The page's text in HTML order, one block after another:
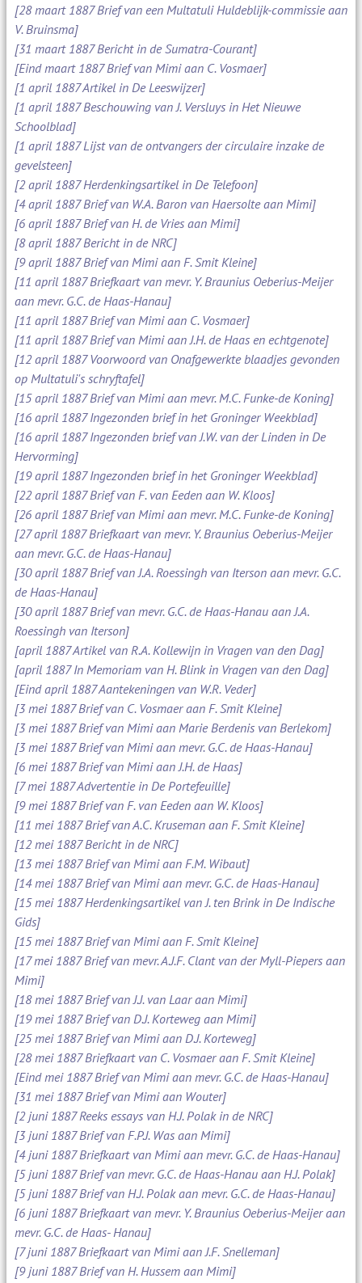
[28 maart 1887 Brief van een Multatuli Huldeblijk-commissie aan
V. Bruinsma]
[31 maart 1887 Bericht in de Sumatra-Courant]
[Eind maart 1887 Brief van Mimi aan C. Vosmaer]
[1 april 1887 Artikel in De Leeswijzer]
[1 april 1887 Beschouwing van J. Versluys in Het Nieuwe
Schoolblad]
[1 april 1887 Lijst van de ontvangers der circulaire inzake de
gevelsteen]
[2 april 1887 Herdenkingsartikel in De Telefoon]
[4 april 1887 Brief van W.A. Baron van Haersolte aan Mimi]
[6 april 1887 Brief van H. de Vries aan Mimi]
[8 april 1887 Bericht in de NRC]
[9 april 1887 Brief van Mimi aan F. Smit Kleine]
[11 april 1887 Briefkaart van mevr. Y. Braunius Oeberius-Meijer
aan mevr. G.C. de Haas-Hanau]
[11 april 1887 Brief van Mimi aan C. Vosmaer]
[11 april 1887 Brief van Mimi aan J.H. de Haas en echtgenote]
[12 april 1887 Voorwoord van Onafgewerkte blaadjes gevonden
op Multatuli's schryftafel]
[15 april 1887 Brief van Mimi aan mevr. M.C. Funke-de Koning]
[16 april 1887 Ingezonden brief in het Groninger Weekblad]
[16 april 1887 Ingezonden brief van J.W. van der Linden in De
Hervorming]
[19 april 1887 Ingezonden brief in het Groninger Weekblad]
[22 april 1887 Brief van F. van Eeden aan W. Kloos]
[26 april 1887 Brief van Mimi aan mevr. M.C. Funke-de Koning]
[27 april 1887 Briefkaart van mevr. Y. Braunius Oeberius-Meijer
aan mevr. G.C. de Haas-Hanau]
[30 april 1887 Brief van J.A. Roessingh van Iterson aan mevr. G.C.
de Haas-Hanau]
[30 april 1887 Brief van mevr. G.C. de Haas-Hanau aan J.A.
Roessingh van Iterson]
[april 1887 Artikel van R.A. Kollewijn in Vragen van den Dag]
[april 1887 In Memoriam van H. Blink in Vragen van den Dag]
[Eind april 1887 Aantekeningen van W.R. Veder]
[3 mei 1887 Brief van C. Vosmaer aan F. Smit Kleine]
[3 mei 1887 Brief van Mimi aan Marie Berdenis van Berlekom]
[3 mei 1887 Brief van Mimi aan mevr. G.C. de Haas-Hanau]
[6 mei 1887 Brief van Mimi aan J.H. de Haas]
[7 mei 1887 Advertentie in De Portefeuille]
[9 mei 1887 Brief van F. van Eeden aan W. Kloos]
[11 mei 1887 Brief van A.C. Kruseman aan F. Smit Kleine]
[12 mei 1887 Bericht in de NRC]
[13 mei 1887 Brief van Mimi aan F.M. Wibaut]
[14 mei 1887 Brief van Mimi aan mevr. G.C. de Haas-Hanau]
[15 mei 1887 Herdenkingsartikel van J. ten Brink in De Indische
Gids]
[15 mei 1887 Brief van Mimi aan F. Smit Kleine]
[17 mei 1887 Brief van mevr. A.J.F. Clant van der Myll-Piepers aan
Mimi]
[18 mei 1887 Brief van J.J. van Laar aan Mimi]
[19 mei 1887 Brief van D.J. Korteweg aan Mimi]
[25 mei 1887 Brief van Mimi aan D.J. Korteweg]
[28 mei 1887 Briefkaart van C. Vosmaer aan F. Smit Kleine]
[Eind mei 1887 Brief van Mimi aan mevr. G.C. de Haas-Hanau]
[31 mei 1887 Brief van Mimi aan Wouter]
[2 juni 1887 Reeks essays van H.J. Polak in de NRC]
[3 juni 1887 Brief van F.P.J. Was aan Mimi]
[4 juni 1887 Briefkaart van Mimi aan mevr. G.C. de Haas-Hanau]
[5 juni 1887 Brief van mevr. G.C. de Haas-Hanau aan H.J. Polak]
[5 juni 1887 Brief van H.J. Polak aan mevr. G.C. de Haas-Hanau]
[6 juni 1887 Briefkaart van mevr. Y. Braunius Oeberius-Meijer aan
mevr. G.C. de Haas- Hanau]
[7 juni 1887 Briefkaart van Mimi aan J.F. Snelleman]
[9 juni 1887 Brief van H. Hussem aan Mimi]